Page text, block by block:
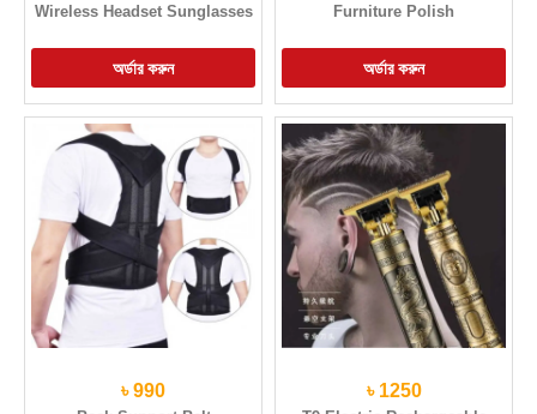
Wireless Headset Sunglasses Furniture Polish
৳ 990 ৳ 1250